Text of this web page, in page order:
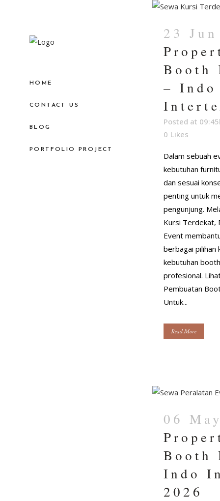
HOME
CONTACT US
BLOG
PORTFOLIO PROJECT
23 Jun
Booth
– Indo
Posted at
0 Likes
Dalam sebuah
kebutuhan
dan sesuai
penting untuk
pengunjung.
Kursi Terdekat,
Event
berbagai pilihan
kebutuhan
profesional.
Pembuatan
Untuk...
Read More
06
Booth
Indo
2026